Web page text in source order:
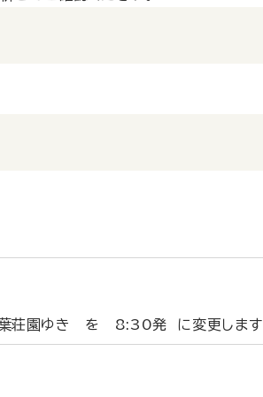
荘園ゆき を 8:30発 に変更します